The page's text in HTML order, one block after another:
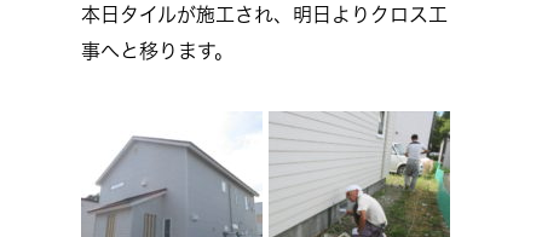
本日タイルが施工され、明日よりクロス工
事へと移ります。